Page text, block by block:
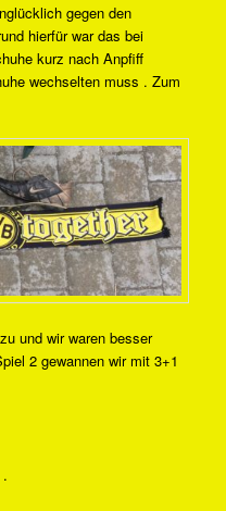
gegen den
hierfür war das bei
kurz nach Anpfiff
wechselten muss . Zum
und wir waren besser
2 gewannen wir mit 3+1